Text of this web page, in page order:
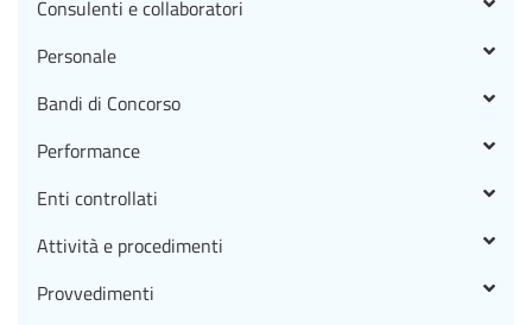
Consulenti e collaboratori
Personale
Bandi di Concorso
Performance
Enti controllati
Attività e procedimenti
Provvedimenti